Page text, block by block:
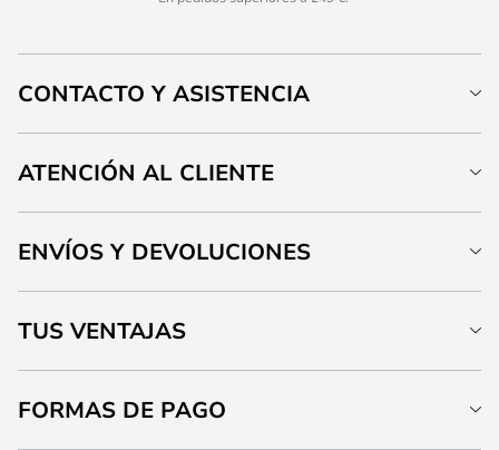
CONTACTO Y ASISTENCIA
ATENCIÓN AL CLIENTE
ENVÍOS Y DEVOLUCIONES
TUS VENTAJAS
FORMAS DE PAGO